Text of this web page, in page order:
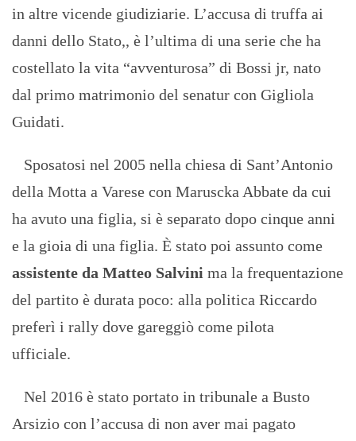
in altre vicende giudiziarie. L’accusa di truffa ai
danni dello Stato,, è l’ultima di una serie che ha
costellato la vita “avventurosa” di Bossi jr, nato
dal primo matrimonio del senatur con Gigliola
Guidati.
Sposatosi nel 2005 nella chiesa di Sant’Antonio
della Motta a Varese con Maruscka Abbate da cui
ha avuto una figlia, si è separato dopo cinque anni
e la gioia di una figlia. È stato poi assunto come
assistente da Matteo Salvini ma la frequentazione
del partito è durata poco: alla politica Riccardo
preferì i rally dove gareggiò come pilota
ufficiale.
Nel 2016 è stato portato in tribunale a Busto
Arsizio con l’accusa di non aver mai pagato